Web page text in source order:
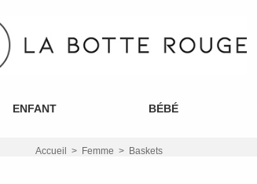
ENFANT BÉBÉ
Accueil Femme Baskets